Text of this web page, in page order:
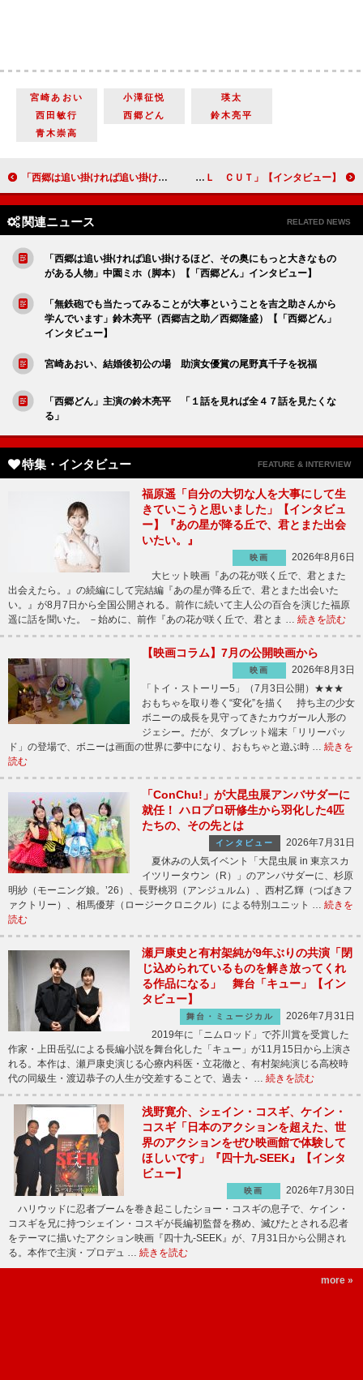
宮崎あおい 小澤征悦
瑛太
西田敏行
西郷どん
鈴木亮平
青木崇高
「西郷は追い掛ければ追い掛けるほど、その奥にもっと大きなものがある人物」中園ミホ（脚本）【「西郷どん」インタビュー】 【インタビュー】「ＦＩＮＡＬ ＣＵＴ」亀梨和也「役は作り込み過ぎず、出たとこ勝負にしようかな」
関連ニュース RELATED NEWS
「西郷は追い掛ければ追い掛けるほど、その奥にもっと大きなもの
がある人物」中園ミホ（脚本）【「西郷どん」インタビュー】
「無鉄砲でも当たってみることが大事ということを吉之助さんから
学んでいます」鈴木亮平（西郷吉之助／西郷隆盛）【「西郷どん」
インタビュー】
宮崎あおい、結婚後初公の場 助演女優賞の尾野真千子を祝福
「西郷どん」主演の鈴木亮平 「１話を見れば全４７話を見たくな
る」
特集・インタビュー FEATURE & INTERVIEW
福原遥「自分の大切な人を大事にして生
きていこうと思いました」【インタビュ
ー】『あの星が降る丘で、君とまた出会
いたい。』
映画
2026年8月6日
大ヒット映画『あの花が咲く丘で、君とまた
出会えたら。』の続編にして完結編『あの星が降る丘で、君とまた出会いた
い。』が8月7日から全国公開される。前作に続いて主人公の百合を演じた福原
遥に話を聞いた。 －始めに、前作『あの花が咲く丘で、君とま … 続きを読む
【映画コラム】7月の公開映画から
映画
2026年8月3日
「トイ・ストーリー5」（7月3日公開）★★★
おもちゃを取り巻く“変化”を描く 持ち主の少女
ボニーの成長を見守ってきたカウガール人形の
ジェシー。だが、タブレット端末「リリーパッ
ド」の登場で、ボニーは画面の世界に夢中になり、おもちゃと遊ぶ時 … 続きを
読む
「ConChu!」が大昆虫展アンバサダーに
就任！ ハロプロ研修生から羽化した4匹
たちの、その先とは
インタビュー
2026年7月31日
夏休みの人気イベント「大昆虫展 in 東京スカ
イツリータウン（R）」のアンバサダーに、杉原
明紗（モーニング娘。’26）、長野桃羽（アンジュルム）、西村乙輝（つばきフ
ァクトリー）、相馬優芽（ロージークロニクル）による特別ユニット … 続きを
読む
瀬戸康史と有村架純が9年ぶりの共演「閉
じ込められているものを解き放ってくれ
る作品になる」 舞台「キュー」【イン
タビュー】
舞台・ミュージカル
2026年7月31日
2019年に「ニムロッド」で芥川賞を受賞した
作家・上田岳弘による長編小説を舞台化した「キュー」が11月15日から上演さ
れる。本作は、瀬戸康史演じる心療内科医・立花徹と、有村架純演じる高校時
代の同級生・渡辺恭子の人生が交差することで、過去・ … 続きを読む
浅野寛介、シェイン・コスギ、ケイン・
コスギ「日本のアクションを超えた、世
界のアクションをぜひ映画館で体験して
ほしいです」『四十九-SEEK』【インタ
ビュー】
映画
2026年7月30日
ハリウッドに忍者ブームを巻き起こしたショー・コスギの息子で、ケイン・
コスギを兄に持つシェイン・コスギが長編初監督を務め、滅びたとされる忍者
をテーマに描いたアクション映画『四十九-SEEK』が、7月31日から公開され
る。本作で主演・プロデュ … 続きを読む
more »